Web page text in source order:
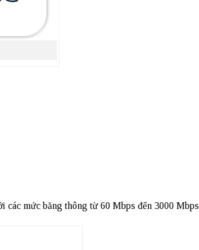
mức băng thông từ 60 Mbps đến 3000 Mbps